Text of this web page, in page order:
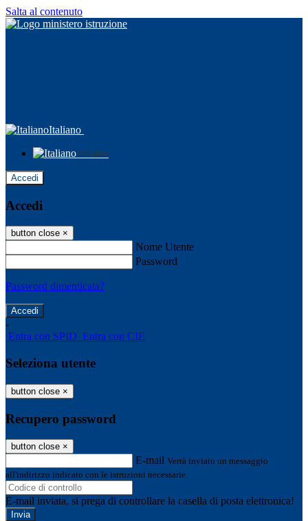
Salta al contenuto
Italiano
Italiano
Accedi
Accedi
button close ×
Nome Utente
Password
Password dimenticata?
-
Entra con SPID Entra con CIE
Seleziona utente
button close ×
Recupero password
button close ×
E-mail Verrà inviato un messaggio
all'indirizzo indicato con le istruzioni necessarie.
E-mail inviata, si prega di controllare la casella di posta elettronica!